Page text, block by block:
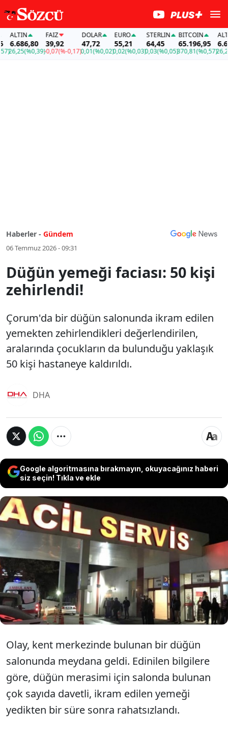
ALTIN
6.686,80
26,25(%0,39)
FAİZ
39,92
-0,07(%-0,17)
DOLAR
47,72
0,01(%0,02)
EURO
55,21
0,02(%0,03)
STERLIN
64,45
0,03(%0,05)
BITCOIN
65.196,95
370,81(%0,57)
ALTIN
26,25
Haberler - Gündem
06 Temmuz 2026 - 09:31
Düğün yemeği faciası: 50 kişi
zehirlendi!
Çorum'da bir düğün salonunda ikram edilen
yemekten zehirlendikleri değerlendirilen,
aralarında çocukların da bulunduğu yaklaşık
50 kişi hastaneye kaldırıldı.
DHA
Google algoritmasına bırakmayın, okuyacağınız haberi
siz seçin! Tıkla ve ekle
Çorum'da bir düğün salonunda ikram
edilen yemekten zehirlendikleri
değerlendirilen, aralarında çocukların da
bulunduğu yaklaşık 50 kişi hastaneye
kaldırıldı.
Olay, kent merkezinde bulunan bir düğün
salonunda meydana geldi. Edinilen bilgilere
göre, düğün merasimi için salonda bulunan
çok sayıda davetli, ikram edilen yemeği
yedikten bir süre sonra rahatsızlandı.